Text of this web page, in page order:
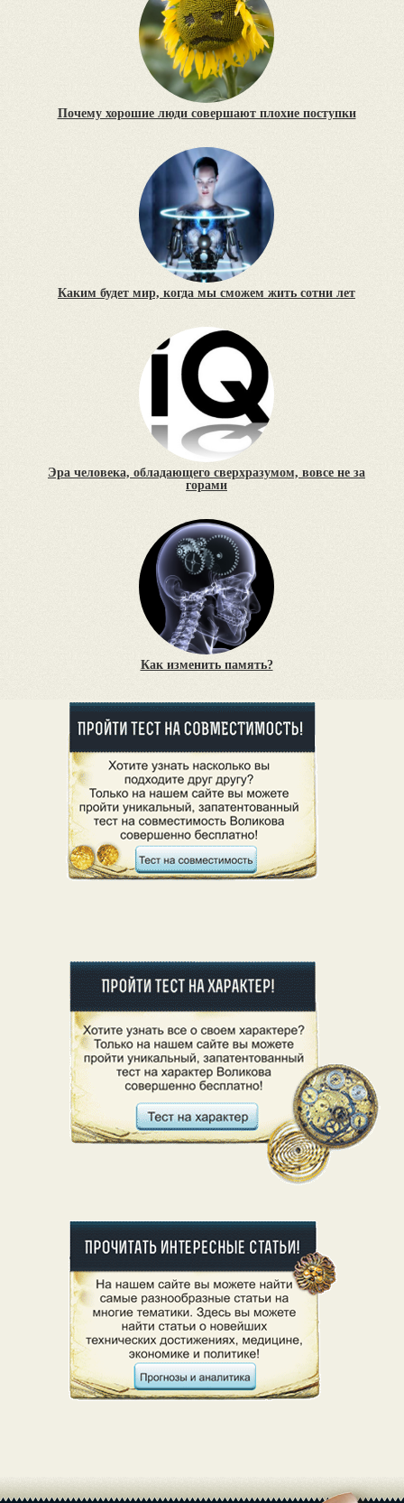
Почему хорошие люди совершают плохие поступки
Каким будет мир, когда мы сможем жить сотни лет
Эра человека, обладающего сверхразумом, вовсе не за
горами
Как изменить память?